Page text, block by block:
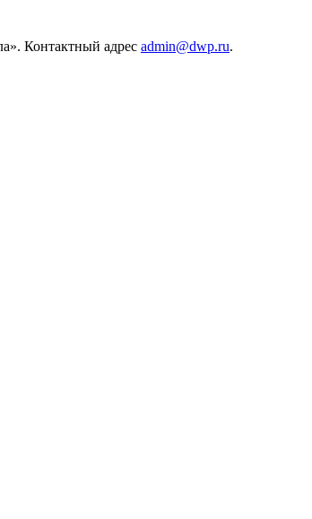
Контактный адрес admin@dwp.ru.